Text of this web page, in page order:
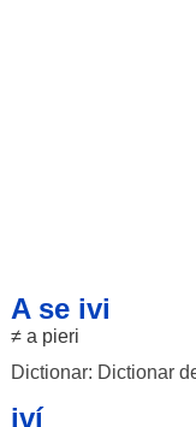
A se ivi
≠ a pieri
Dictionar: Dictionar
iví